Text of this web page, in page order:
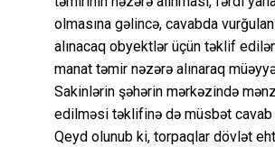
olmasına gəlincə, cavabda
alınacaq obyektlər üçün təklif
manat təmir nəzərə alınaraq
Sakinlərin şəhərin mərkəzində
edilməsi təklifinə də müsbət
Qeyd olunub ki, torpaqlar dövlət